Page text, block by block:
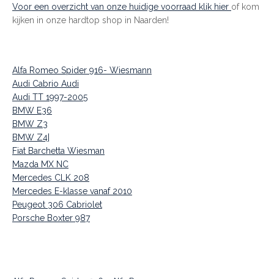
Voor een overzicht van onze huidige voorraad klik hier of kom
kijken in onze hardtop shop in Naarden!
Alfa Romeo Spider 916- Wiesmann
Audi Cabrio Audi
Audi TT 1997-2005
BMW E36
BMW Z3
BMW Z4|
Fiat Barchetta Wiesman
Mazda MX NC
Mercedes CLK 208
Mercedes E-klasse vanaf 2010
Peugeot 306 Cabriolet
Porsche Boxter 987